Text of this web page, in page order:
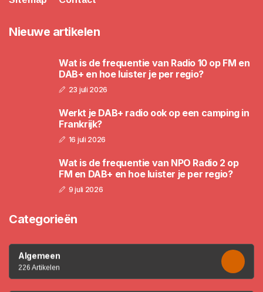
Nieuwe artikelen
Wat is de frequentie van Radio 10 op FM en
DAB+ en hoe luister je per regio?
23 juli 2026
Werkt je DAB+ radio ook op een camping in
Frankrijk?
16 juli 2026
Wat is de frequentie van NPO Radio 2 op
FM en DAB+ en hoe luister je per regio?
9 juli 2026
Categorieën
Algemeen
226 Artikelen